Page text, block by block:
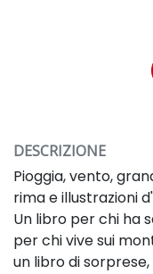
DESCRIZIONE
Pioggia, vento,
rima e illustrazioni
Un libro per chi ha
per chi vive sui
un libro di